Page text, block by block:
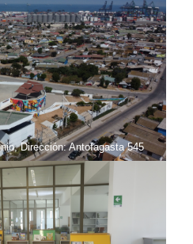
Dirección: Antofagasta 545